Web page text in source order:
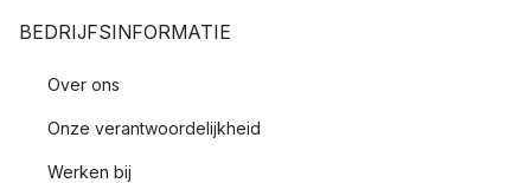
BEDRIJFSINFORMATIE
Over ons
Onze verantwoordelijkheid
Werken bij